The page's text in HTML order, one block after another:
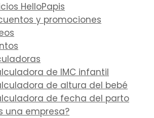
HelloPapis
y promociones
de IMC infantil
de altura del bebé
de fecha del parto
una empresa?